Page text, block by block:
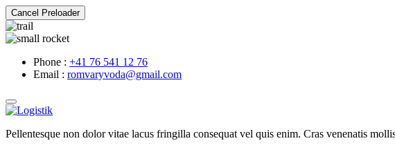
Cancel Preloader
Phone : +41 76 541 12 76
Email : romvaryvoda@gmail.com
Pellentesque non dolor vitae lacus fringilla consequat vel quis enim. Cras venenatis